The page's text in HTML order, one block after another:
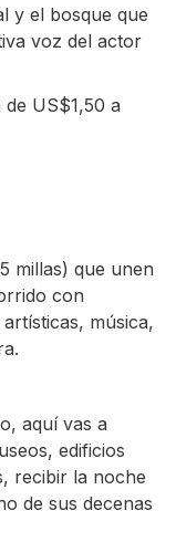
y el bosque que
voz del actor
US$1,50 a
millas) que unen
con
música,
aquí vas a
edificios
recibir la noche
de sus decenas